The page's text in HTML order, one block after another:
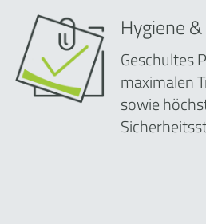
Hygiene
Geschultes
maximalen
sowie